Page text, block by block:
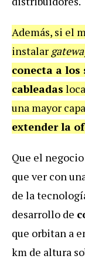
Además, si el
instalar
conecta a los
cableadas
una mayor
extender la
Que el
que ver con
de la
desarrollo de
que orbitan a
km de altura